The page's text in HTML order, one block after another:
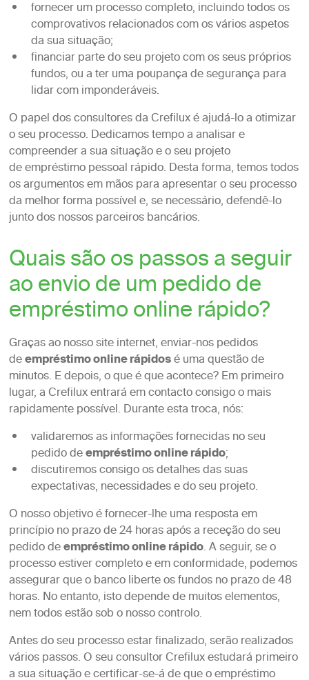
fornecer um processo completo, incluindo todos os
comprovativos relacionados com os vários aspetos
da sua situação;
financiar parte do seu projeto com os seus próprios
fundos, ou a ter uma poupança de segurança para
lidar com imponderáveis.
O papel dos consultores da Crefilux é ajudá-lo a otimizar
o seu processo. Dedicamos tempo a analisar e
compreender a sua situação e o seu projeto
de empréstimo pessoal rápido. Desta forma, temos todos
os argumentos em mãos para apresentar o seu processo
da melhor forma possível e, se necessário, defendê-lo
junto dos nossos parceiros bancários.
Quais são os passos a seguir
ao envio de um pedido de
empréstimo online rápido?
Graças ao nosso site internet, enviar-nos pedidos
deempréstimo online rápidosé uma questão de
minutos. E depois, o que é que acontece? Em primeiro
lugar, a Crefilux entrará em contacto consigo o mais
rapidamente possível. Durante esta troca, nós:
validaremos as informações fornecidas no seu
pedido deempréstimo online rápido;
discutiremos consigo os detalhes das suas
expectativas, necessidades e do seu projeto.
O nosso objetivo é fornecer-lhe uma resposta em
princípio no prazo de 24 horas após a receção do seu
pedido deempréstimo online rápido. A seguir, se o
processo estiver completo e em conformidade, podemos
assegurar que o banco liberte os fundos no prazo de 48
horas. No entanto, isto depende de muitos elementos,
nem todos estão sob o nosso controlo.
Antes do seu processo estar finalizado, serão realizados
vários passos. O seu consultor Crefilux estudará primeiro
a sua situação e certificar-se-á de que o empréstimo